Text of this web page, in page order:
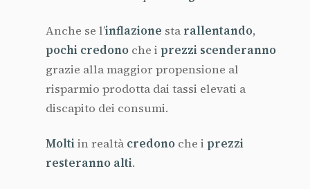
Anche se l’inflazione sta rallentando,
pochi credono che i prezzi scenderanno
grazie alla maggior propensione al
risparmio prodotta dai tassi elevati a
discapito dei consumi.
Moltiin realtà credono che i prezzi
resteranno alti.